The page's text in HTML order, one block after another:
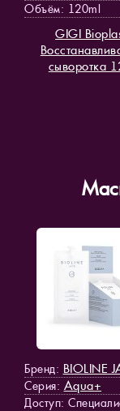
Объём: 120ml
GIGI
сыворотка
Бренд: BIOLINE
Серия: Aqua+
Доступ: